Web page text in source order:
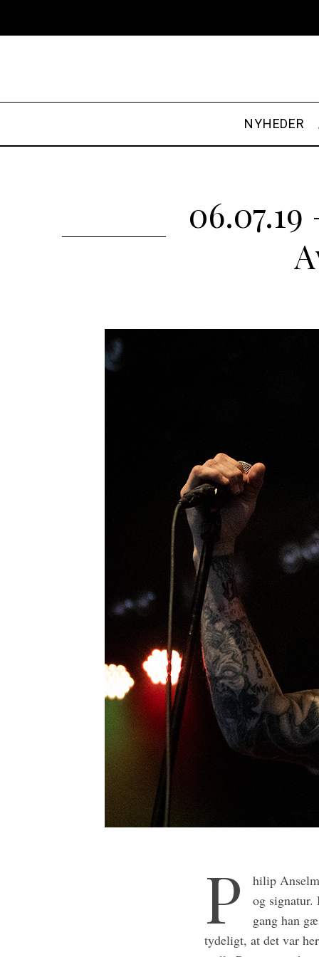
NYHEDER
P
hilip
og
gang han
tydeligt, at det var